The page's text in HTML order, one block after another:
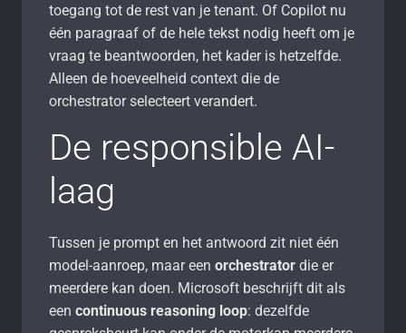
toegang tot de rest van je tenant. Of Copilot nu
één paragraaf of de hele tekst nodig heeft om je
vraag te beantwoorden, het kader is hetzelfde.
Alleen de hoeveelheid context die de
orchestrator selecteert verandert.
De responsible AI-
laag
Tussen je prompt en het antwoord zit niet één
model-aanroep, maar een orchestrator die er
meerdere kan doen. Microsoft beschrijft dit als
een continuous reasoning loop: dezelfde